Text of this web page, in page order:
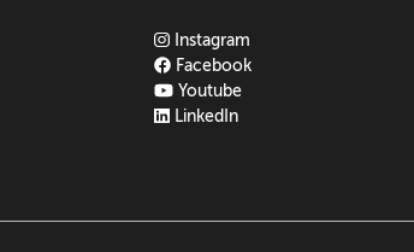
Instagram
Facebook
Youtube
LinkedIn